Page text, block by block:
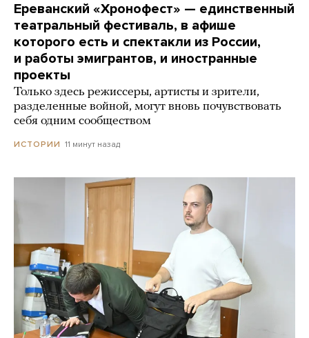
Ереванский «Хронофест» — единственный
театральный фестиваль, в афише
которого есть и спектакли из России,
и работы эмигрантов, и иностранные
проекты
Только здесь режиссеры, артисты и зрители,
разделенные войной, могут вновь почувствовать
себя одним сообществом
ИСТОРИИ 11 минут назад